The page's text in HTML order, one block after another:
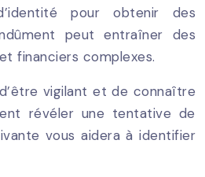
pour obtenir des
peut entraîner des
financiers complexes.
vigilant et de connaître
révéler une tentative de
vous aidera à identifier